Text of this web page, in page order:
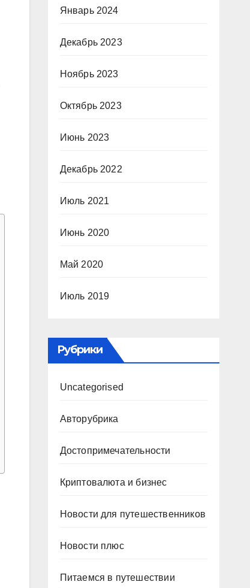
Январь 2024
Декабрь 2023
Ноябрь 2023
Октябрь 2023
Июнь 2023
Декабрь 2022
Июль 2021
Июнь 2020
Май 2020
Июль 2019
Рубрики
Uncategorised
Авторубрика
Достопримечательности
Криптовалюта и бизнес
Новости для путешественников
Новости плюс
Питаемся в путешествии